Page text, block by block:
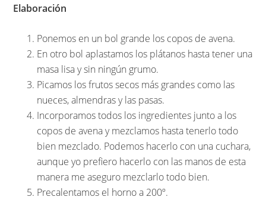
Elaboración
Ponemos en un bol grande los copos de avena.
En otro bol aplastamos los plátanos hasta tener una
masa lisa y sin ningún grumo.
Picamos los frutos secos más grandes como las
nueces, almendras y las pasas.
Incorporamos todos los ingredientes junto a los
copos de avena y mezclamos hasta tenerlo todo
bien mezclado. Podemos hacerlo con una cuchara,
aunque yo prefiero hacerlo con las manos de esta
manera me aseguro mezclarlo todo bien.
Precalentamos el horno a 200º.